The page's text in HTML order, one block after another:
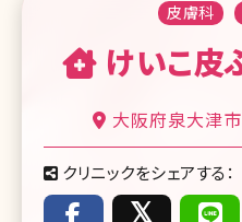
皮膚科
けいこ皮
大阪府泉大津
クリニックをシェアする：